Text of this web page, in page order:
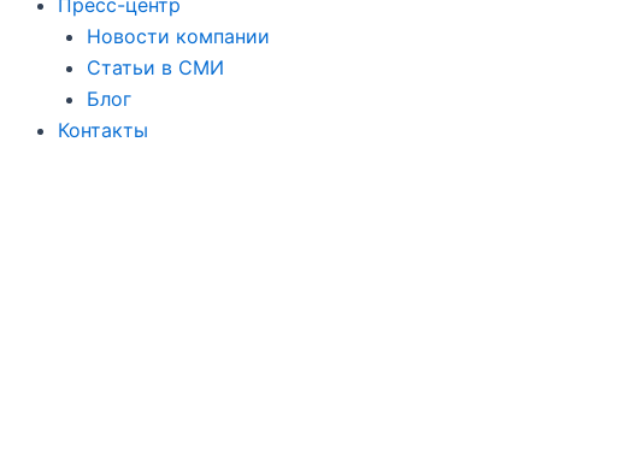
Новости компании
Статьи в СМИ
Блог
Контакты